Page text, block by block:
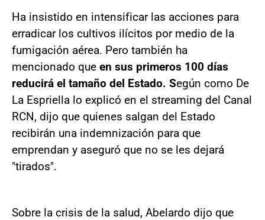
Ha insistido en intensificar las acciones para
erradicar los cultivos ilícitos por medio de la
fumigación aérea. Pero también ha
mencionado que en sus primeros 100 días
reducirá el tamaño del Estado. Según como De
La Espriella lo explicó en el streaming del Canal
RCN, dijo que quienes salgan del Estado
recibirán una indemnización para que
emprendan y aseguró que no se les dejará
"tirados".
Sobre la crisis de la salud, Abelardo dijo que